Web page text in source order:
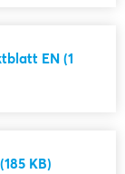
EN (1
KB)